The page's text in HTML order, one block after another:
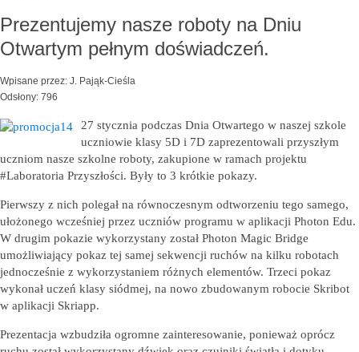
Prezentujemy nasze roboty na Dniu
Otwartym pełnym doświadczeń.
Wpisane przez: J. Pająk-Cieśla
Odsłony: 796
27 stycznia podczas Dnia Otwartego w naszej szkole
uczniowie klasy 5D i 7D zaprezentowali przyszłym
uczniom nasze szkolne roboty, zakupione w ramach projektu
#Laboratoria Przyszłości. Były to 3 krótkie pokazy.
Pierwszy z nich polegał na równoczesnym odtworzeniu tego samego,
ułożonego wcześniej przez uczniów programu w aplikacji Photon Edu.
W drugim pokazie wykorzystany został Photon Magic Bridge
umożliwiający pokaz tej samej sekwencji ruchów na kilku robotach
jednocześnie z wykorzystaniem różnych elementów. Trzeci pokaz
wykonał uczeń klasy siódmej, na nowo zbudowanym robocie Skribot
w aplikacji Skriapp.
Prezentacja wzbudziła ogromne zainteresowanie, ponieważ oprócz